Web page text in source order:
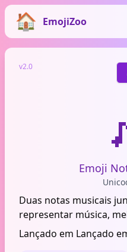
EmojiZoo
v2.0
Emoji
Duas notas musicais
representar música,
Lançado em Lançado